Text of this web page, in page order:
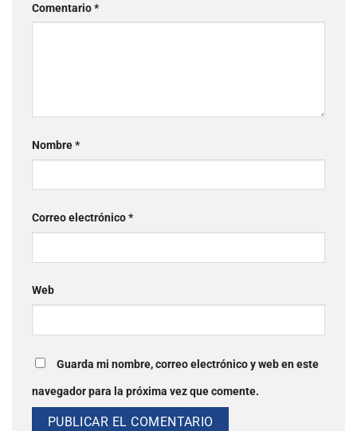
Comentario*
Nombre*
Correo electrónico*
Web
Guarda mi nombre, correo electrónico y web en este
navegador para la próxima vez que comente.